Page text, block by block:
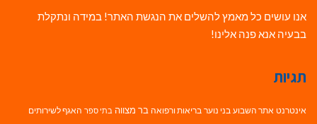
אנו עושים כל מאמץ להשלים את הנגשת האתר! במידה ונתקלת
בבעיה אנא פנה אלינו!
תגיות
אינטרנט אתר השבוע בני נוער בריאות ורפואה בר מצווה בתי ספר האגף לשירותים